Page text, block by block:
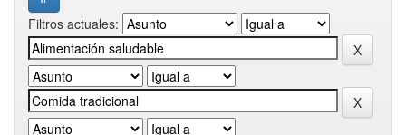
Filtros actuales: